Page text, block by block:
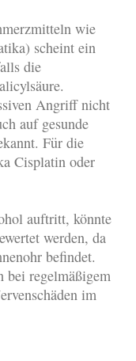
wie
scheint ein
die
Angriff nicht
auf gesunde
Für die
Cisplatin oder
auftritt, könnte
werden, da
befindet.
bei regelmäßigem
im